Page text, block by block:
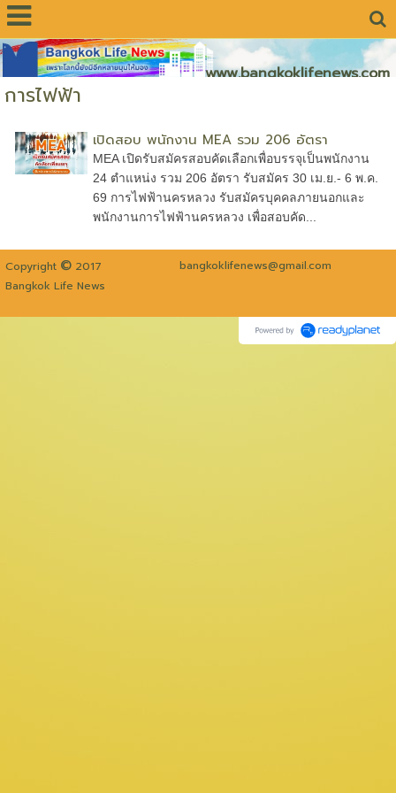
www.bangkoklifenews.com
การไฟฟ้า
เปิดสอบ พนักงาน MEA รวม 206 อัตรา
MEA เปิดรับสมัครสอบคัดเลือกเพื่อบรรจุเป็นพนักงาน
24 ตำแหน่ง รวม 206 อัตรา รับสมัคร 30 เม.ย.- 6 พ.ค.
69 การไฟฟ้านครหลวง รับสมัครบุคคลภายนอกและ
พนักงานการไฟฟ้านครหลวง เพื่อสอบคัด...
Copyright © 2017
bangkoklifenews@gmail.com
Bangkok Life News